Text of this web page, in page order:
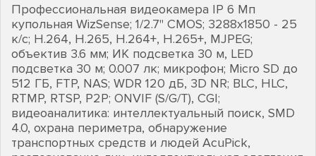
Профессиональная видеокамера IP 6 Мп
купольная WizSense; 1/2.7" CMOS; 3288х1850 - 25
к/с; H.264, H.265, H.264+, H.265+, MJPEG;
объектив 3.6 мм; ИК подсветка 30 м, LED
подсветка 30 м; 0.007 лк; микрофон; Micro SD до
512 ГБ, FTP, NAS; WDR 120 дБ, 3D NR; BLC, HLC,
RTMP, RTSP, P2P; ONVIF (S/G/T), CGI;
видеоаналитика: интеллектуальный поиск, SMD
4.0, охрана периметра, обнаружение
транспортных средств и людей AcuPick,